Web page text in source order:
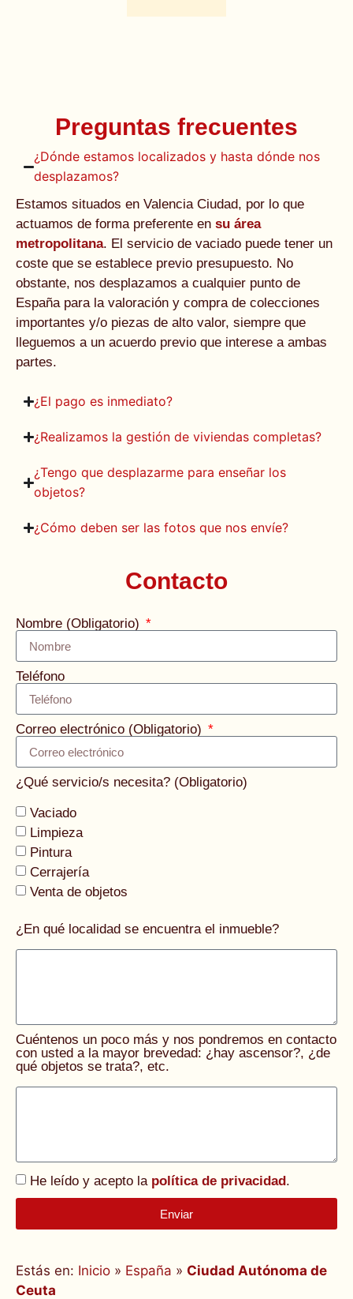
Preguntas frecuentes
¿Dónde estamos localizados y hasta dónde nos
desplazamos?
Estamos situados en Valencia Ciudad, por lo que
actuamos de forma preferente en su área
metropolitana. El servicio de vaciado puede tener un
coste que se establece previo presupuesto. No
obstante, nos desplazamos a cualquier punto de
España para la valoración y compra de colecciones
importantes y/o piezas de alto valor, siempre que
lleguemos a un acuerdo previo que interese a ambas
partes.
¿El pago es inmediato?
¿Realizamos la gestión de viviendas completas?
¿Tengo que desplazarme para enseñar los
objetos?
¿Cómo deben ser las fotos que nos envíe?
Contacto
Nombre (Obligatorio)
Teléfono
Correo electrónico (Obligatorio)
¿Qué servicio/s necesita? (Obligatorio)
Vaciado
Limpieza
Pintura
Cerrajería
Venta de objetos
¿En qué localidad se encuentra el inmueble?
Cuéntenos un poco más y nos pondremos en contacto
con usted a la mayor brevedad: ¿hay ascensor?, ¿de
qué objetos se trata?, etc.
He leído y acepto la política de privacidad.
Enviar
Estás en: Inicio » España » Ciudad Autónoma de
Ceuta